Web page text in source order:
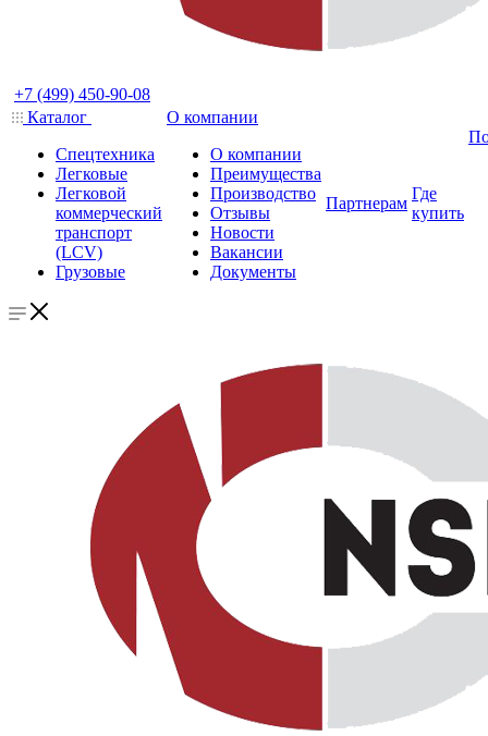
+7 (499) 450-90-08
Каталог
Спецтехника
Легковые
Легковой
коммерческий
транспорт
(LCV)
Грузовые
О компании
О компании
Преимущества
Производство
Отзывы
Новости
Вакансии
Документы
Партнерам
Где
купить